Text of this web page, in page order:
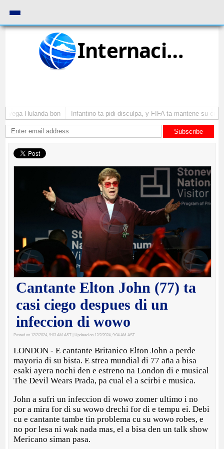
Internacional
yega Hulanda bon Infantino ta pidi disculpa, y FIFA ta mantene su como
Subscribe
Cantante Elton John (77) ta
casi ciego despues di un
infeccion di wowo
Posted on 12/2/2024, 9:03 AM AST | Updated on 12/2/2024, 9:04 AM AST
LONDON - E cantante Britanico Elton John a perde
mayoria di su bista. E strea mundial di 77 aña a bisa
esaki ayera nochi den e estreno na London di e musical
The Devil Wears Prada, pa cual el a scirbi e musica.
John a sufri un infeccion di wowo zomer ultimo i no
por a mira for di su wowo drechi for di e tempu ei. Debi
cu e cantante tambe tin problema cu su wowo robes, e
no por lesa ni wak nada mas, el a bisa den un talk show
Mericano siman pasa.